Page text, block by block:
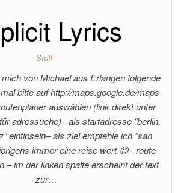
Lyrics
Stuff
von Michael aus Erlangen folgende
bitte auf http://maps.google.de/maps
auswählen (link direkt unter
adressuche)– als startadresse “berlin,
eintipseln– als ziel empfehle ich “san
immer eine reise wert 😉– route
im der linken spalte erscheint der text
zur…